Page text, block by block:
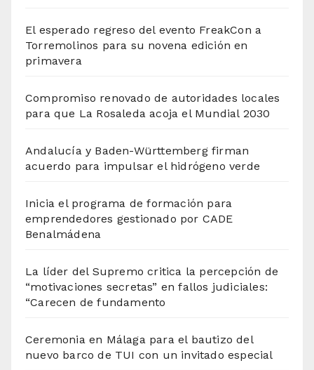
El esperado regreso del evento FreakCon a
Torremolinos para su novena edición en
primavera
Compromiso renovado de autoridades locales
para que La Rosaleda acoja el Mundial 2030
Andalucía y Baden-Württemberg firman
acuerdo para impulsar el hidrógeno verde
Inicia el programa de formación para
emprendedores gestionado por CADE
Benalmádena
La líder del Supremo critica la percepción de
“motivaciones secretas” en fallos judiciales:
“Carecen de fundamento
Ceremonia en Málaga para el bautizo del
nuevo barco de TUI con un invitado especial